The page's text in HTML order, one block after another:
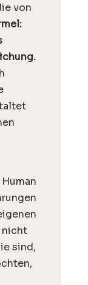
von
nicht
sind,